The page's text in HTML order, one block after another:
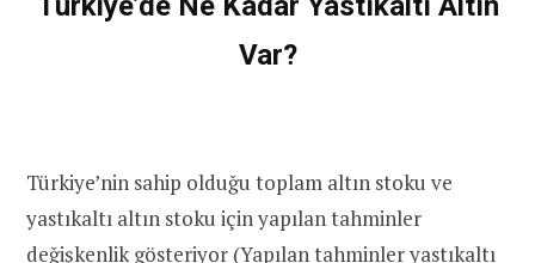
Var?
Türkiye’nin sahip olduğu toplam altın stoku ve
yastıkaltı altın stoku için yapılan tahminler
değişkenlik gösteriyor (Yapılan tahminler yastıkaltı